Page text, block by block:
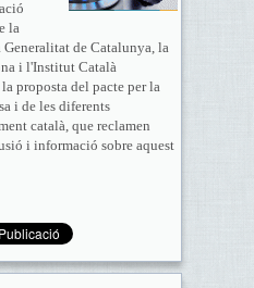
la
de Catalunya, la
i l'Institut Català
proposta del pacte per la
i de les diferents
català, que reclamen
i informació sobre aquest